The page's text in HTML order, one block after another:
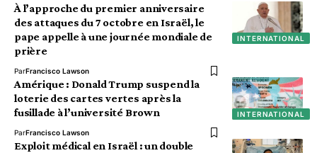
INTERNATIONAL
À l’approche du premier anniversaire
des attaques du 7 octobre en Israël, le
pape appelle à une journée mondiale de
prière
ParFrancisco Lawson
INTERNATIONAL
Amérique : Donald Trump suspend la
loterie des cartes vertes après la
fusillade à l’université Brown
ParFrancisco Lawson
Exploit médical en Israël : un double